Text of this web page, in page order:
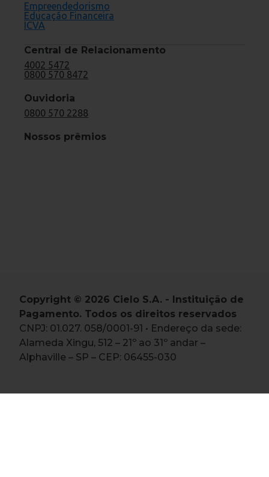
Empreendedorismo
Educação Financeira
ICVA
Central de Relacionamento
4002 5472
0800 570 8472
Ouvidoria
0800 570 2288
Nossos prêmios
Copyright © 2026 Cielo S.A. - Instituição de
Pagamento. Todos os direitos reservados
CNPJ: 01.027. 058/0001-91 • Endereço da sede:
Alameda Xingu, 512 – 21º ao 31º andar –
Alphaville – SP – CEP: 06455-030